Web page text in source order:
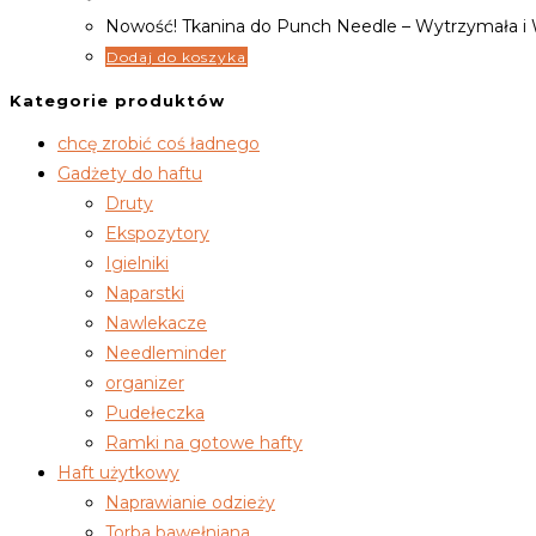
Nowość! Tkanina do Punch Needle – Wytrzymała i
Dodaj do koszyka
Kategorie produktów
chcę zrobić coś ładnego
Gadżety do haftu
Druty
Ekspozytory
Igielniki
Naparstki
Nawlekacze
Needleminder
organizer
Pudełeczka
Ramki na gotowe hafty
Haft użytkowy
Naprawianie odzieży